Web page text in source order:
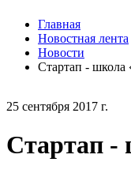
25 сентября 2017 г.
Стартап -
Главная
Новостная лента
Новости
Стартап - школа